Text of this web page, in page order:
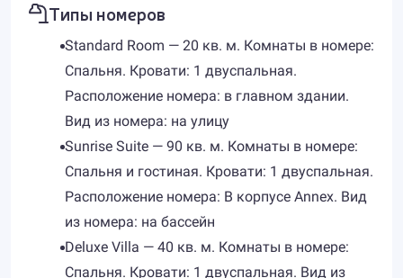
Типы номеров
Standard Room — 20 кв. м. Комнаты в номере:
Спальня. Кровати: 1 двуспальная.
Расположение номера: в главном здании.
Вид из номера: на улицу
Sunrise Suite — 90 кв. м. Комнаты в номере:
Спальня и гостиная. Кровати: 1 двуспальная.
Расположение номера: В корпусе Annex. Вид
из номера: на бассейн
Deluxe Villa — 40 кв. м. Комнаты в номере:
Спальня. Кровати: 1 двуспальная. Вид из